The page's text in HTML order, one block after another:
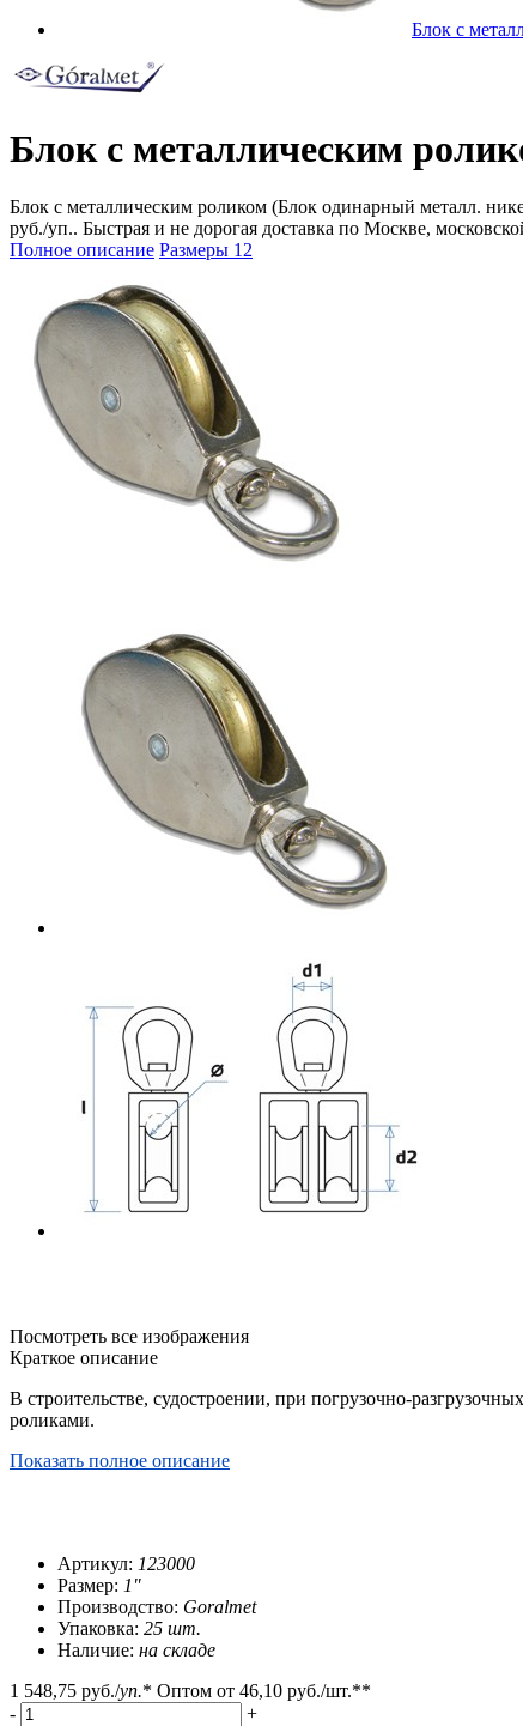
Блок с
Блок с металлическим
Блок с металлическим роликом (Блок одинарный металл.
руб./уп.. Быстрая и не дорогая доставка по Москве,
Полное описание Размеры 12
Посмотреть все изображения
Краткое описание
В строительстве, судостроении, при погрузочно-
роликами.
Показать полное описание
Артикул: 123000
Размер: 1"
Производство: Goralmet
Упаковка: 25 шт.
Наличие: на складе
1 548,75 руб./уп.* Оптом от 46,10 руб./шт.**
-
+